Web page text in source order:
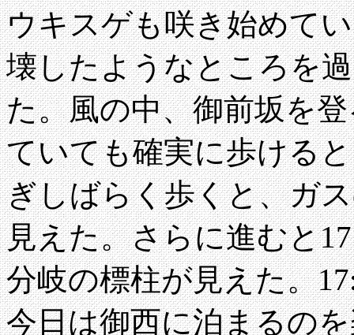
ウキスゲも咲き始めて
壊したようなところを
た。風の中、御前坂を
ていても確実に歩ける
ぎしばらく歩くと、ガ
見えた。さらに進むと
分岐の標柱が見えた。
今日は御西に泊まるの